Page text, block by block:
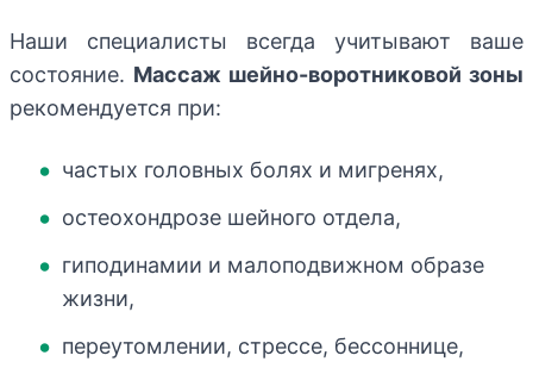
Наши специалисты всегда учитывают ваше
состояние. Массаж шейно-воротниковой зоны
рекомендуется при:
частых головных болях и мигренях,
остеохондрозе шейного отдела,
гиподинамии и малоподвижном образе
жизни,
переутомлении, стрессе, бессоннице,